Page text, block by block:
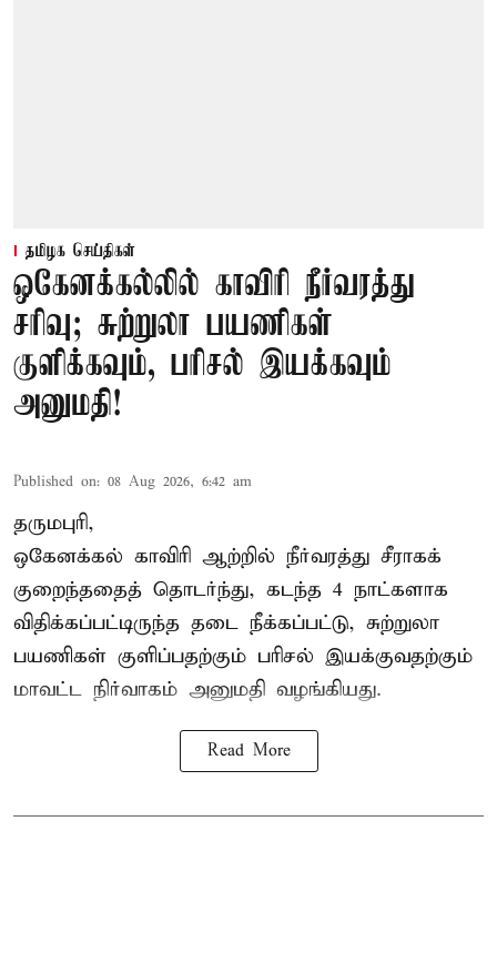
தமிழக செய்திகள்
ஒகேனக்கல்லில் காவிரி நீர்வரத்து
சரிவு; சுற்றுலா பயணிகள்
குளிக்கவும், பரிசல் இயக்கவும்
அனுமதி!
Published on: 08 Aug 2026, 6:42 am
தருமபுரி,
ஒகேனக்கல் காவிரி ஆற்றில் நீர்வரத்து சீராகக்
குறைந்ததைத் தொடர்ந்து, கடந்த 4 நாட்களாக
விதிக்கப்பட்டிருந்த தடை நீக்கப்பட்டு, சுற்றுலா
பயணிகள் குளிப்பதற்கும் பரிசல் இயக்குவதற்கும்
மாவட்ட நிர்வாகம் அனுமதி வழங்கியது.
Read More